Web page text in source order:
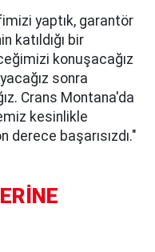
yaptık, garantör
katıldığı bir
konuşacağız
sonra
Crans Montana'da
kesinlikle
başarısızdı."